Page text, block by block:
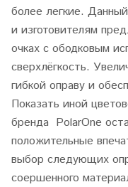
более легкие.
и изготовителям
очках с ободковым
сверхлёгкость.
гибкой оправу и
Показать иной
бренда PolarOne
положительные
выбор следующих
соершенного